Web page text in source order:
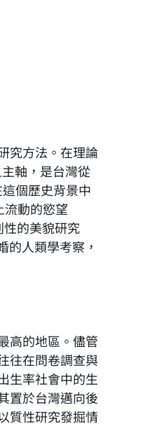
究方法。在理論
軸，是台灣從
個歷史背景中
流動的慾望
的美貌研究
人類學考察，
高的地區。儘管
往在問卷調查與
生率社會中的生
置於台灣邁向後
質性研究發掘情